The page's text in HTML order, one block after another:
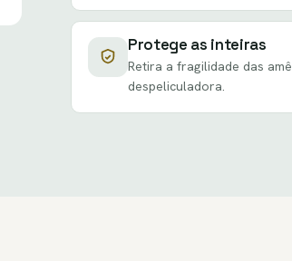
Protege as inteiras
Retira a fragilidade das
despeliculadora.